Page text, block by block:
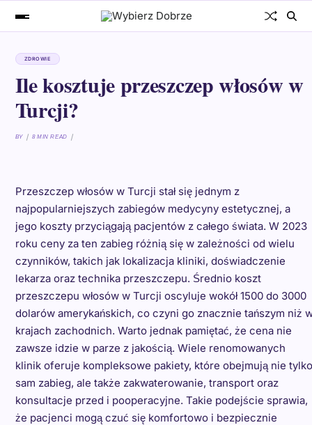
ZDROWIE
Ile kosztuje przeszczep włosów w
Turcji?
BY 8 MIN READ
Przeszczep włosów w Turcji stał się jednym z
najpopularniejszych zabiegów medycyny estetycznej, a
jego koszty przyciągają pacjentów z całego świata. W 2023
roku ceny za ten zabieg różnią się w zależności od wielu
czynników, takich jak lokalizacja kliniki, doświadczenie
lekarza oraz technika przeszczepu. Średnio koszt
przeszczepu włosów w Turcji oscyluje wokół 1500 do 3000
dolarów amerykańskich, co czyni go znacznie tańszym niż
krajach zachodnich. Warto jednak pamiętać, że cena nie
zawsze idzie w parze z jakością. Wiele renomowanych
klinik oferuje kompleksowe pakiety, które obejmują nie tylko
sam zabieg, ale także zakwaterowanie, transport oraz
konsultacje przed i pooperacyjne. Takie podejście sprawia,
że pacjenci mogą czuć się komfortowo i bezpiecznie